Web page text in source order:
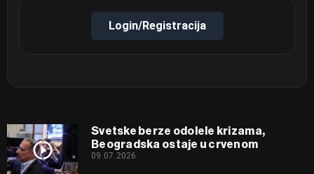
Login/Registracija
Svetske berze odolele krizama,
Beogradska ostaje u crvenom
09.07.2026